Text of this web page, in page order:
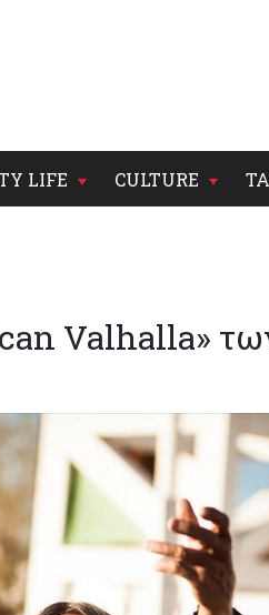
LIFE CULTURE
Valhalla»